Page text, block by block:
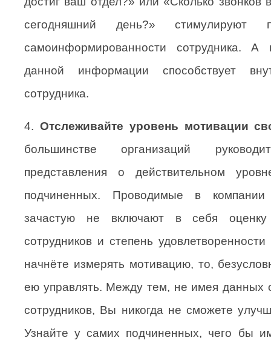
сегодняшний день?» стимулируют
самоинформированности сотрудника.
данной информации способствует
сотрудника.
4. Отслеживайте уровень мотивации
большинстве организаций
представления о действительном
подчиненных. Проводимые в
зачастую не включают в себя оценку
сотрудников и степень
начнёте измерять мотивацию, то,
ею управлять. Между тем, не имея данных
сотрудников, Вы никогда не сможете
Узнайте у самих подчиненных, чего бы